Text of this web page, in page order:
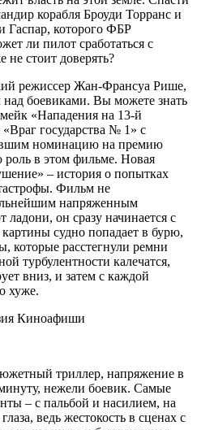
корабля Броуди Торранс и
Гаспар, которого ФБР
ли пилот сработаться с
не стоит доверять?
режиссер Жан-Франсуа Рише,
боевиками. Вы можете знать
«Нападения на 13-й
государства № 1» с
номинацию на премию
в этом фильме. Новая
– история о попытках
Фильм не
напряженным
он сразу начинается с
судно попадает в бурю,
которые расстегнули ремни
турбулентности калечатся,
вниз, и затем с каждой
хуже.
триллер, напряжение в
нежели боевик. Самые
– с пальбой и насилием, на
ведь жестокость в сценах с